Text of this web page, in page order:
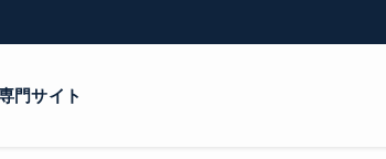
門サイト